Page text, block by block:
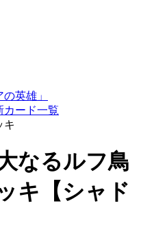
英雄」
カード一覧
キ
なるルフ鳥
キ【シャド